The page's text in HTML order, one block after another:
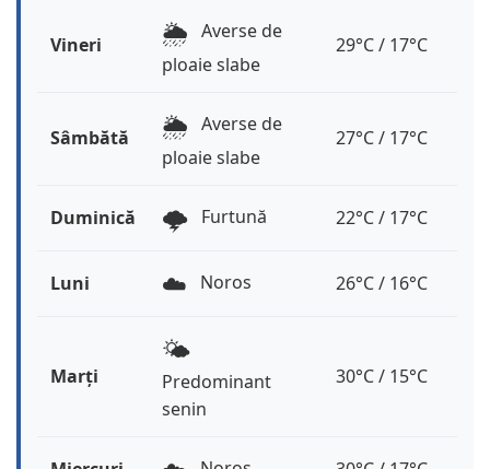
Vineri 🌦️ Averse de
ploaie slabe
29°C / 17°C
Sâmbătă 🌦️ Averse de
ploaie slabe
27°C / 17°C
Duminică 🌩️ Furtună 22°C / 17°C
Luni ☁️ Noros 26°C / 16°C
Marți
🌤️
Predominant
senin
30°C / 15°C